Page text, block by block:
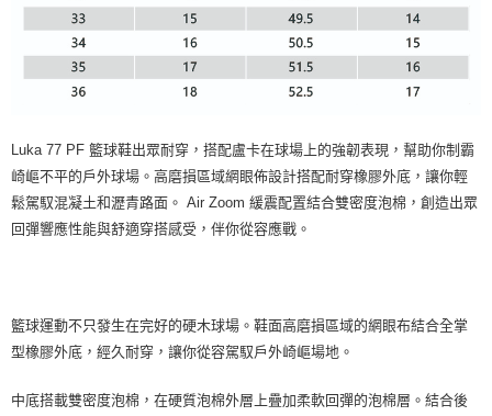
Luka 77 PF 籃球鞋出眾耐穿，搭配盧卡在球場上的強韌表現，幫助你制霸
崎嶇不平的戶外球場。高磨損區域網眼佈設計搭配耐穿橡膠外底，讓你輕
鬆駕馭混凝土和瀝青路面。 Air Zoom 緩震配置結合雙密度泡棉，創造出眾
回彈響應性能與舒適穿搭感受，伴你從容應戰。
籃球運動不只發生在完好的硬木球場。鞋面高磨損區域的網眼布結合全掌
型橡膠外底，經久耐穿，讓你從容駕馭戶外崎嶇場地。
中底搭載雙密度泡棉，在硬質泡棉外層上疊加柔軟回彈的泡棉層。結合後